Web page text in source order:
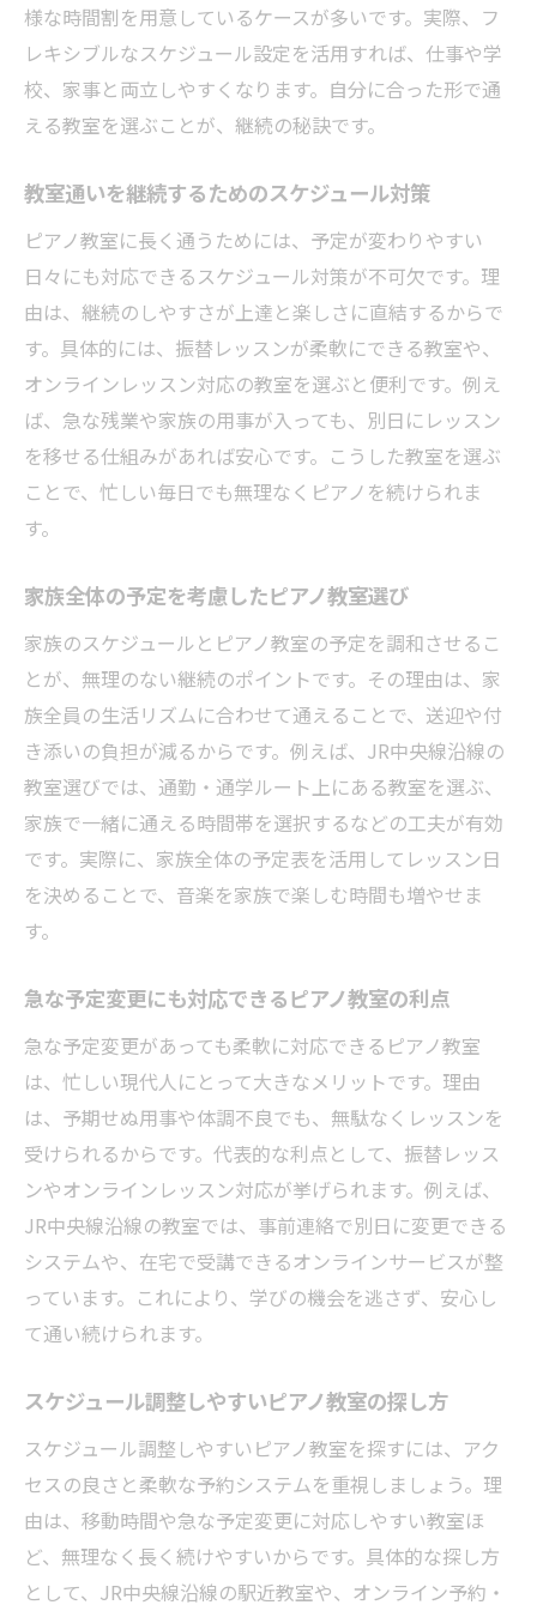
様な時間割を用意しているケースが多いです。実際、フ
レキシブルなスケジュール設定を活用すれば、仕事や学
校、家事と両立しやすくなります。自分に合った形で通
える教室を選ぶことが、継続の秘訣です。
教室通いを継続するためのスケジュール対策
ピアノ教室に長く通うためには、予定が変わりやすい
日々にも対応できるスケジュール対策が不可欠です。理
由は、継続のしやすさが上達と楽しさに直結するからで
す。具体的には、振替レッスンが柔軟にできる教室や、
オンラインレッスン対応の教室を選ぶと便利です。例え
ば、急な残業や家族の用事が入っても、別日にレッスン
を移せる仕組みがあれば安心です。こうした教室を選ぶ
ことで、忙しい毎日でも無理なくピアノを続けられま
す。
家族全体の予定を考慮したピアノ教室選び
家族のスケジュールとピアノ教室の予定を調和させるこ
とが、無理のない継続のポイントです。その理由は、家
族全員の生活リズムに合わせて通えることで、送迎や付
き添いの負担が減るからです。例えば、JR中央線沿線の
教室選びでは、通勤・通学ルート上にある教室を選ぶ、
家族で一緒に通える時間帯を選択するなどの工夫が有効
です。実際に、家族全体の予定表を活用してレッスン日
を決めることで、音楽を家族で楽しむ時間も増やせま
す。
急な予定変更にも対応できるピアノ教室の利点
急な予定変更があっても柔軟に対応できるピアノ教室
は、忙しい現代人にとって大きなメリットです。理由
は、予期せぬ用事や体調不良でも、無駄なくレッスンを
受けられるからです。代表的な利点として、振替レッス
ンやオンラインレッスン対応が挙げられます。例えば、
JR中央線沿線の教室では、事前連絡で別日に変更できる
システムや、在宅で受講できるオンラインサービスが整
っています。これにより、学びの機会を逃さず、安心し
て通い続けられます。
スケジュール調整しやすいピアノ教室の探し方
スケジュール調整しやすいピアノ教室を探すには、アク
セスの良さと柔軟な予約システムを重視しましょう。理
由は、移動時間や急な予定変更に対応しやすい教室ほ
ど、無理なく長く続けやすいからです。具体的な探し方
として、JR中央線沿線の駅近教室や、オンライン予約・